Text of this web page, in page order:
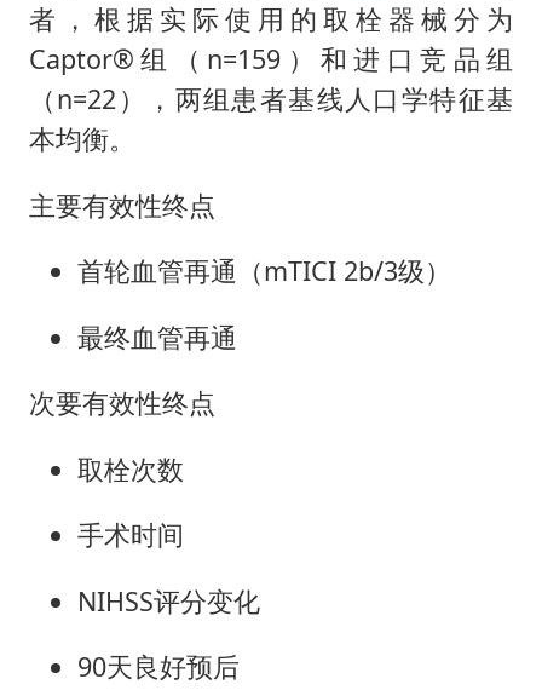
者，根据实际使用的取栓器械分为
Captor®组（n=159）和进口竞品组
（n=22），两组患者基线人口学特征基
本均衡。
主要有效性终点
首轮血管再通（mTICI 2b/3级）
最终血管再通
次要有效性终点
取栓次数
手术时间
NIHSS评分变化
90天良好预后